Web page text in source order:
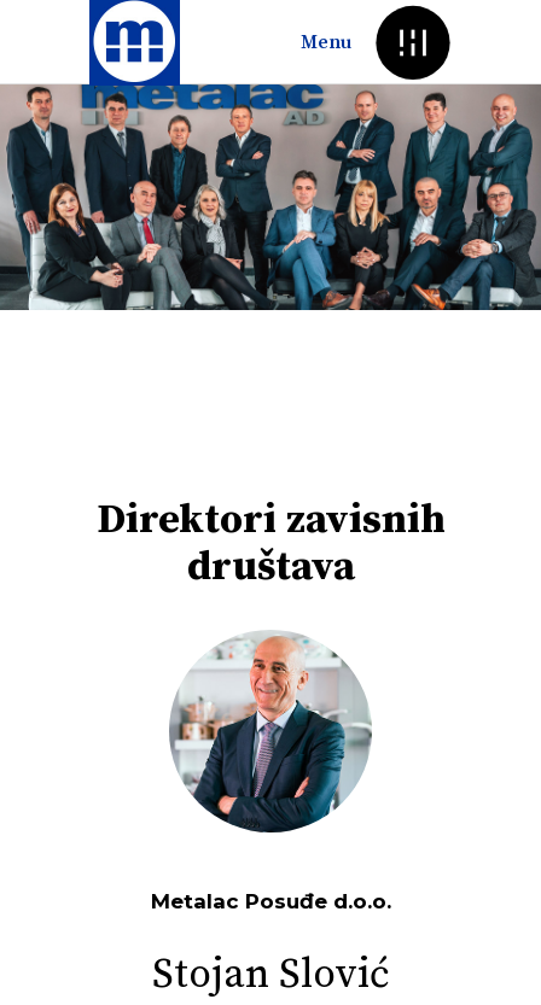
Menu
Direktori zavisnih
društava
Metalac Posuđe d.o.o.
Stojan Slović Predrag